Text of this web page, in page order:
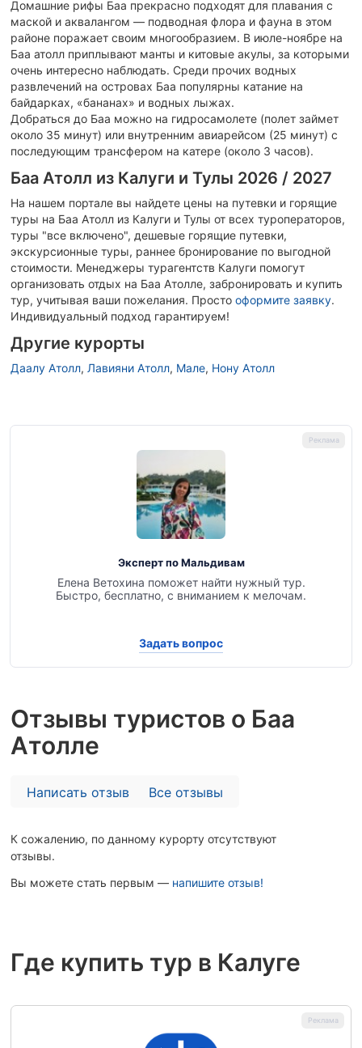
Домашние рифы Баа прекрасно подходят для плавания с
маской и аквалангом — подводная флора и фауна в этом
районе поражает своим многообразием. В июле-ноябре на
Баа атолл приплывают манты и китовые акулы, за которыми
очень интересно наблюдать. Среди прочих водных
развлечений на островах Баа популярны катание на
байдарках, «бананах» и водных лыжах.
Добраться до Баа можно на гидросамолете (полет займет
около 35 минут) или внутренним авиарейсом (25 минут) с
последующим трансфером на катере (около 3 часов).
Баа Атолл из Калуги и Тулы 2026 / 2027
На нашем портале вы найдете цены на путевки и горящие
туры на Баа Атолл из Калуги и Тулы от всех туроператоров,
туры "все включено", дешевые горящие путевки,
экскурсионные туры, раннее бронирование по выгодной
стоимости. Менеджеры турагентств Калуги помогут
организовать отдых на Баа Атолле, забронировать и купить
тур, учитывая ваши пожелания. Просто оформите заявку.
Индивидуальный подход гарантируем!
Другие курорты
Даалу Атолл, Лавияни Атолл, Мале, Нону Атолл
Эксперт по Мальдивам
Елена Ветохина поможет найти нужный тур.
Быстро, бесплатно, с вниманием к мелочам.
Задать вопрос
Отзывы туристов о Баа
Атолле
Написать отзыв Все отзывы
К сожалению, по данному курорту отсутствуют
отзывы.
Вы можете стать первым — напишите отзыв!
Где купить тур в Калуге